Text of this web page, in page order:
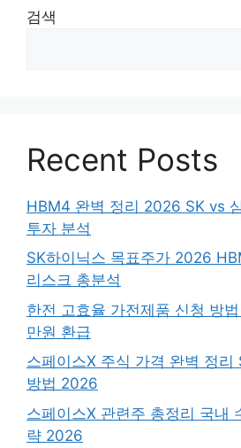
검색
Recent Posts
HBM4 완벽 정리 2026 SK vs
투자 분석
SK하이닉스 목표주가 2026
리스크 총분석
한전 고효율 가전제품 신청 방
만원 환급
스페이스X 주식 가격 완벽 정리
방법 2026
스페이스X 관련주 총정리 국내
략 2026